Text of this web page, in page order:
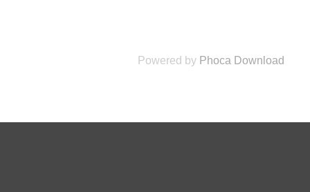
Powered by Phoca Download